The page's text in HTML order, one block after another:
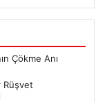
Çökme Anı
Rüşvet